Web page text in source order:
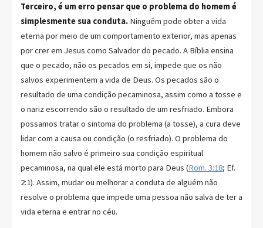
Terceiro, é um erro pensar que o problema do homem é
simplesmente sua conduta. Ninguém pode obter a vida
eterna por meio de um comportamento exterior, mas apenas
por crer em Jesus como Salvador do pecado. A Bíblia ensina
que o pecado, não os pecados em si, impede que os não
salvos experimentem a vida de Deus. Os pecados são o
resultado de uma condição pecaminosa, assim como a tosse e
o nariz escorrendo são o resultado de um resfriado. Embora
possamos tratar o sintoma do problema (a tosse), a cura deve
lidar com a causa ou condição (o resfriado). O problema do
homem não salvo é primeiro sua condição espiritual
pecaminosa, na qual ele está morto para Deus (Rom. 3:18; Ef.
2:1). Assim, mudar ou melhorar a conduta de alguém não
resolve o problema que impede uma pessoa não salva de ter a
vida eterna e entrar no céu.